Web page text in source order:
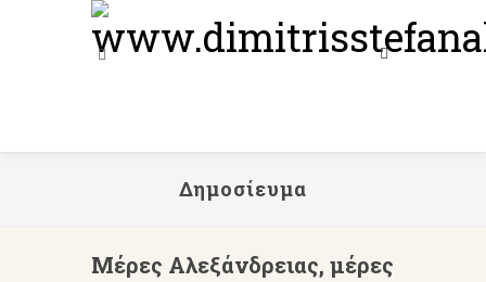
Δημοσίευμα
Μέρες Αλεξάνδρειας, μέρες